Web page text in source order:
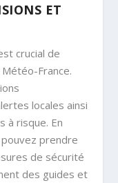
ET
crucial de
France.
locales ainsi
à risque. En
prendre
de sécurité
des guides et